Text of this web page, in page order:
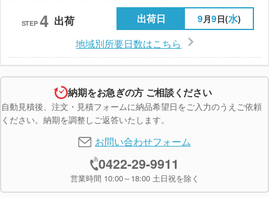
STEP 4 出荷 出荷日 9月9日(水)
地域別所要日数はこちら
納期をお急ぎの方 ご相談ください
自動見積後、注文・見積フォームに納品希望日をご入力のうえご依頼
ください。納期を調整しご返答いたします。
お問い合わせフォーム
0422-29-9911
営業時間 10:00～18:00 土日祝を除く